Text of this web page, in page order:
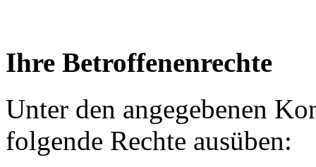
Ihre Betroffenenrechte
Unter den angegebenen
folgende Rechte ausüben: